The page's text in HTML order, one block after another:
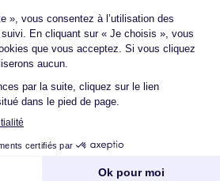
quelque nature que ce soit, ne
particulier avant l'obtention
prêts d'argent.
crédit •Plan du site• Mentions
Accessibilité Contact